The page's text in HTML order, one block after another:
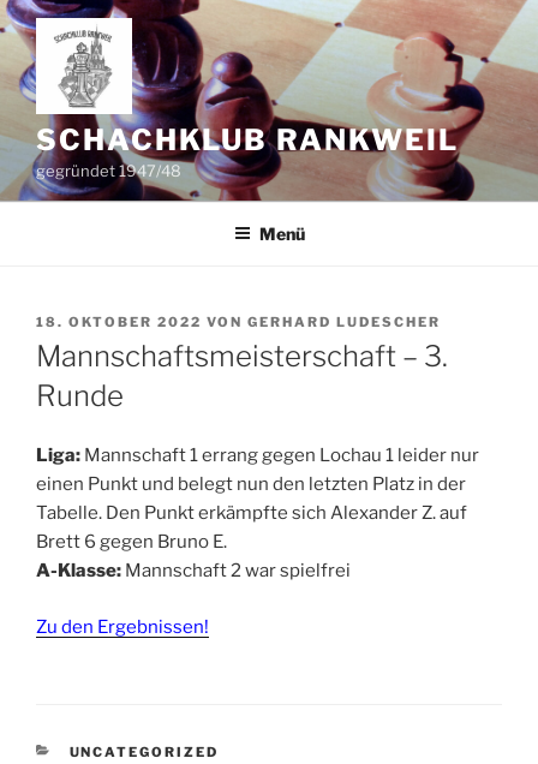
Zum
Inhalt
springen
SCHACHKLUB RANKWEIL
gegründet 1947/48
Menü
VERÖFFENTLICHT
AM
18. OKTOBER 2022 VON GERHARD LUDESCHER
Mannschaftsmeisterschaft – 3.
Runde
Liga: Mannschaft 1 errang gegen Lochau 1 leider nur
einen Punkt und belegt nun den letzten Platz in der
Tabelle. Den Punkt erkämpfte sich Alexander Z. auf
Brett 6 gegen Bruno E.
A-Klasse: Mannschaft 2 war spielfrei
Zu den Ergebnissen!
KATEGORIEN
UNCATEGORIZED